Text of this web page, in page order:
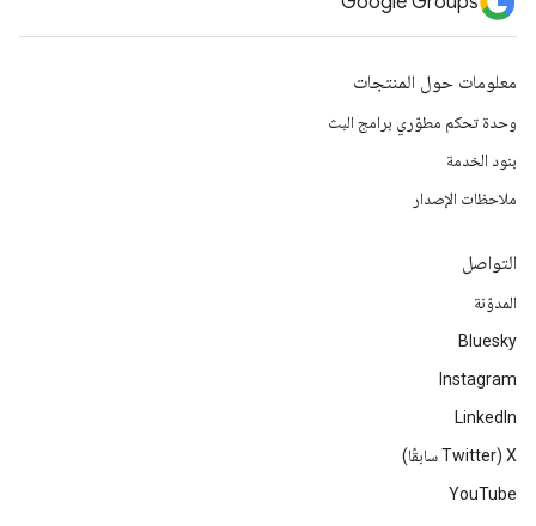
معلومات حول المنتجات
وحدة تحكم مطوّري برامج البث
بنود الخدمة
ملاحظات الإصدار
التواصل
المدوّنة
Bluesky
Instagram
LinkedIn
‫X ‏(Twitter سابقًا)
YouTube